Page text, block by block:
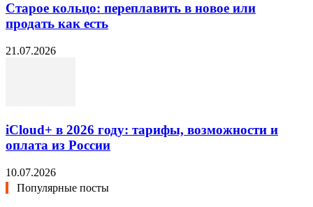
Старое кольцо: переплавить в новое или
продать как есть
21.07.2026
iCloud+ в 2026 году: тарифы, возможности и
оплата из России
10.07.2026
Популярные посты